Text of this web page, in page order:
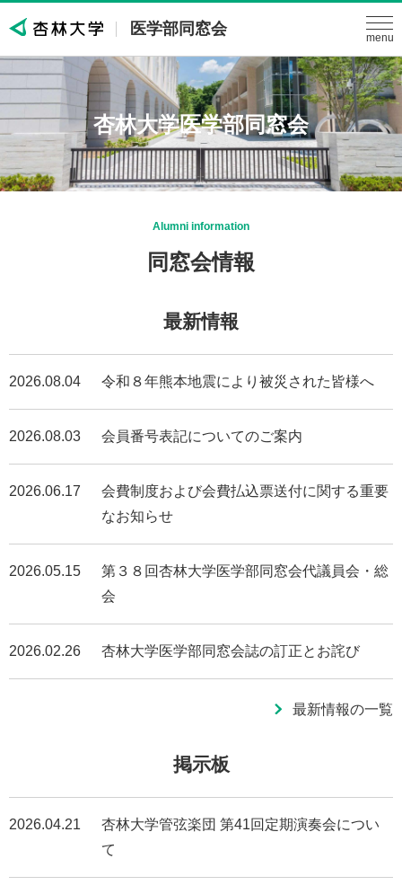
医学部同窓会
トップ
同窓会役員
代議員
支部
リンク
文献複写サービス
サイトマップ
杏林大学医学部同窓会
Alumni information
同窓会情報
最新情報
2026.08.04 令和８年熊本地震により被災された皆様へ
2026.08.03 会員番号表記についてのご案内
2026.06.17
会費制度および会費払込票送付に関する重要
なお知らせ
2026.05.15
第３８回杏林大学医学部同窓会代議員会・総
会
2026.02.26 杏林大学医学部同窓会誌の訂正とお詫び
最新情報の一覧
掲示板
2026.04.21
杏林大学管弦楽団 第41回定期演奏会につい
て